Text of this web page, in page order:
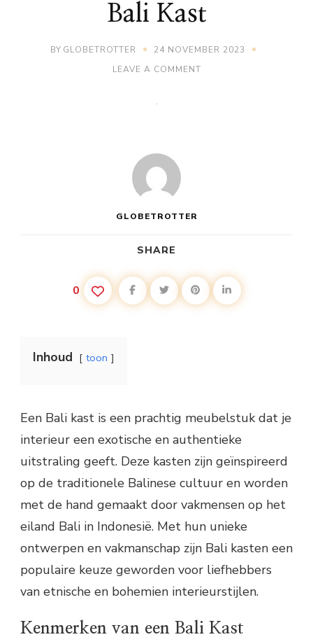
Bali Kast
BY GLOBETROTTER
24 NOVEMBER 2023
LEAVE A COMMENTON
GLOBETROTTER
SHARE
0
Inhoud toon
Een Bali kast is een prachtig meubelstuk dat je
interieur een exotische en authentieke
uitstraling geeft. Deze kasten zijn geïnspireerd
op de traditionele Balinese cultuur en worden
met de hand gemaakt door vakmensen op het
eiland Bali in Indonesië. Met hun unieke
ontwerpen en vakmanschap zijn Bali kasten een
populaire keuze geworden voor liefhebbers
van etnische en bohemien interieurstijlen.
Kenmerken van een Bali Kast